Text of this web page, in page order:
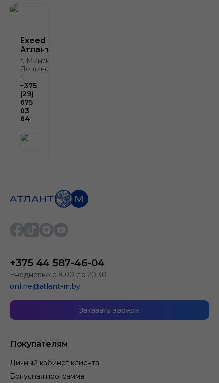
Exeed
Атлант-М
г. Минск, ул.
Лещинского,
4
+375
(29)
675
03
84
Покупателям
Личный кабинет клиента
Бонусная программа
+375 44 587-46-04
Ежедневно с 8:00 до 20:30
online@atlant-m.by
Заказать звонок